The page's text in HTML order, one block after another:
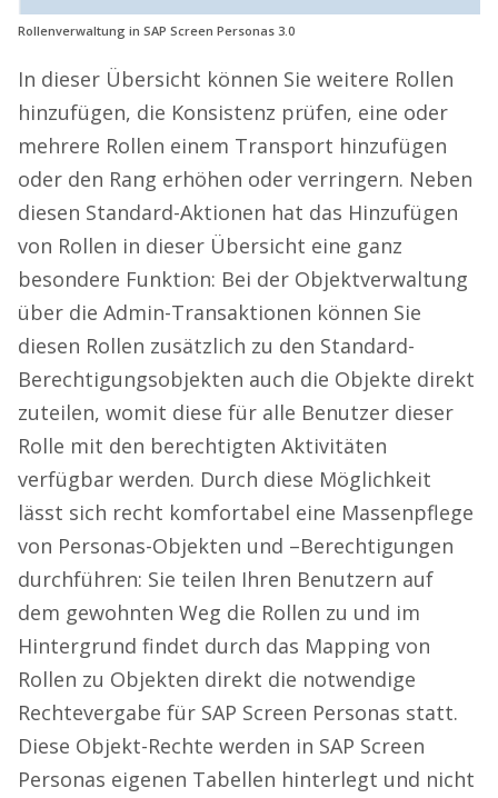
Rollenverwaltung in SAP Screen Personas 3.0
In dieser Übersicht können Sie weitere Rollen
hinzufügen, die Konsistenz prüfen, eine oder
mehrere Rollen einem Transport hinzufügen
oder den Rang erhöhen oder verringern. Neben
diesen Standard-Aktionen hat das Hinzufügen
von Rollen in dieser Übersicht eine ganz
besondere Funktion: Bei der Objektverwaltung
über die Admin-Transaktionen können Sie
diesen Rollen zusätzlich zu den Standard-
Berechtigungsobjekten auch die Objekte direkt
zuteilen, womit diese für alle Benutzer dieser
Rolle mit den berechtigten Aktivitäten
verfügbar werden. Durch diese Möglichkeit
lässt sich recht komfortabel eine Massenpflege
von Personas-Objekten und –Berechtigungen
durchführen: Sie teilen Ihren Benutzern auf
dem gewohnten Weg die Rollen zu und im
Hintergrund findet durch das Mapping von
Rollen zu Objekten direkt die notwendige
Rechtevergabe für SAP Screen Personas statt.
Diese Objekt-Rechte werden in SAP Screen
Personas eigenen Tabellen hinterlegt und nicht